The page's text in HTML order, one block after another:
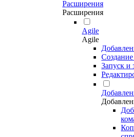
Расширения
Расширения
Agile
Agile
Запуск и